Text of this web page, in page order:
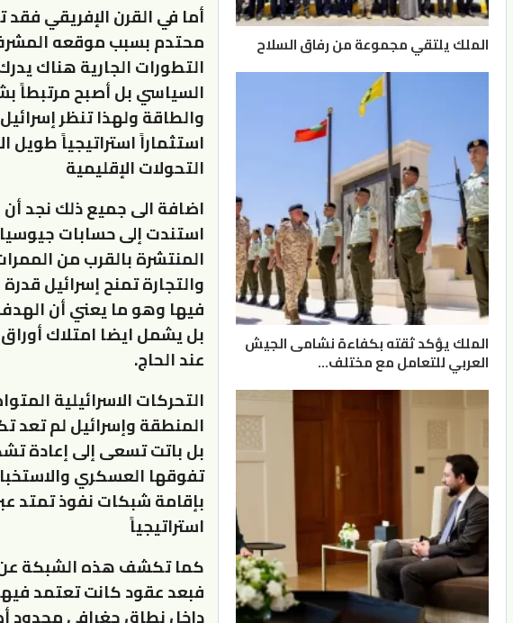
أما في القرن الإفريقي
محتدم بسبب موقعه المشرف
التطورات الجارية هناك
السياسي بل أصبح مرتبطاً
والطاقة ولهذا تنظر
استثماراً استراتيجياً طويل
التحولات الإقليمية
اضافة الى جميع ذلك نجد أن
استندت إلى حسابات
المنتشرة بالقرب من
والتجارة تمنح إسرائيل
فيها وهو ما يعني أن
بل يشمل ايضا امتلاك
عند الحاج.
التحركات الاسرائيلية
المنطقة وإسرائيل لم تعد
بل باتت تسعى إلى إعادة
تفوقها العسكري
بإقامة شبكات نفوذ تمتد
استراتيجياً
كما تكشف هذه الشبكة
فبعد عقود كانت تعتمد
داخل نطاق جغرافي محدود
الملك يلتقي مجموعة من رفاق السلاح
الملك يؤكد ثقته بكفاءة نشامى الجيش
العربي للتعامل مع مختلف…